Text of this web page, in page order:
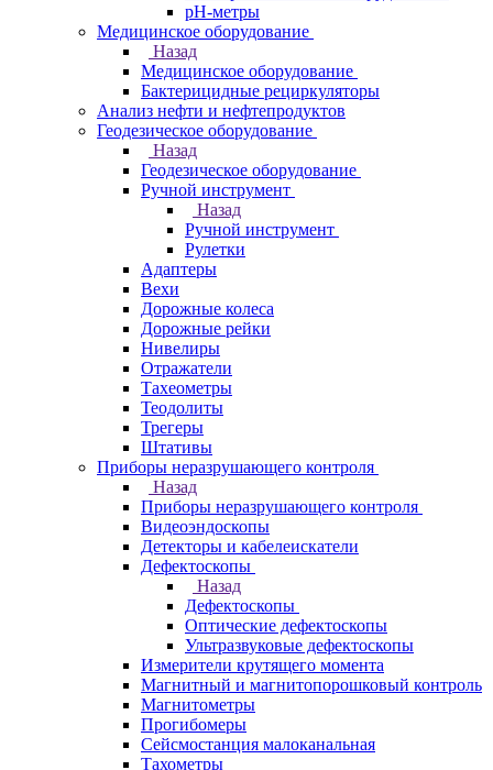
pH-метры
Медицинское оборудование
Назад
Медицинское оборудование
Бактерицидные рециркуляторы
Анализ нефти и нефтепродуктов
Геодезическое оборудование
Назад
Геодезическое оборудование
Ручной инструмент
Назад
Ручной инструмент
Рулетки
Адаптеры
Вехи
Дорожные колеса
Дорожные рейки
Нивелиры
Отражатели
Тахеометры
Теодолиты
Трегеры
Штативы
Приборы неразрушающего контроля
Назад
Приборы неразрушающего контроля
Видеоэндоскопы
Детекторы и кабелеискатели
Дефектоскопы
Назад
Дефектоскопы
Оптические дефектоскопы
Ультразвуковые дефектоскопы
Измерители крутящего момента
Магнитный и магнитопорошковый контроль
Магнитометры
Прогибомеры
Сейсмостанция малоканальная
Тахометры